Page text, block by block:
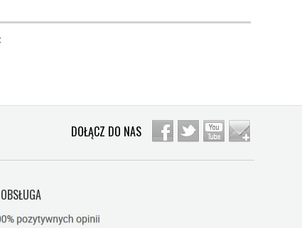
DOŁĄCZ DO NAS